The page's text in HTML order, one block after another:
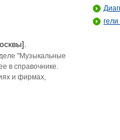
"Музыкальные
в справочнике.
и фирмах,